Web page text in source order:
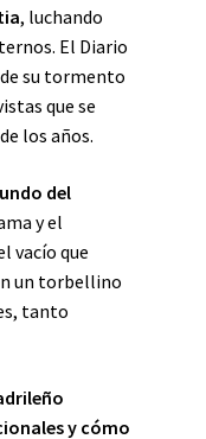
, luchando
El Diario
su tormento
que se
los años.
del
y el
vacío que
un torbellino
tanto
y cómo